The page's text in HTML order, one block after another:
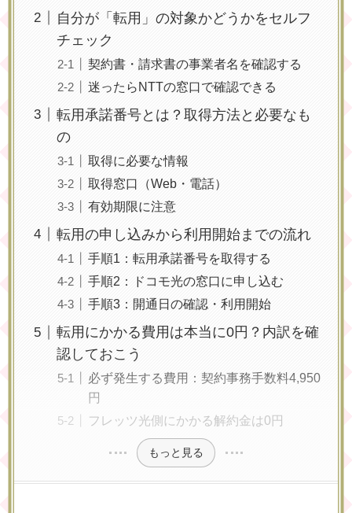
自分が「転用」の対象かどうかをセルフ
チェック
契約書・請求書の事業者名を確認する
迷ったらNTTの窓口で確認できる
転用承諾番号とは？取得方法と必要なも
の
取得に必要な情報
取得窓口（Web・電話）
有効期限に注意
転用の申し込みから利用開始までの流れ
手順1：転用承諾番号を取得する
手順2：ドコモ光の窓口に申し込む
手順3：開通日の確認・利用開始
転用にかかる費用は本当に0円？内訳を確
認しておこう
必ず発生する費用：契約事務手数料4,950
円
フレッツ光側にかかる解約金は0円
もっと見る